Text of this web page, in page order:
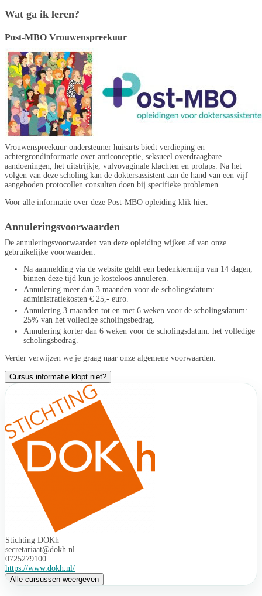
Wat ga ik leren?
Post-MBO Vrouwenspreekuur
Vrouwenspreekuur ondersteuner huisarts biedt verdieping en
achtergrondinformatie over anticonceptie, seksueel overdraagbare
aandoeningen, het uitstrijkje, vulvovaginale klachten en prolaps. Na het
volgen van deze scholing kan de doktersassistent aan de hand van een vijf
aangeboden protocollen consulten doen bij specifieke problemen.
Voor alle informatie over deze Post-MBO opleiding klik hier.
Annuleringsvoorwaarden
De annuleringsvoorwaarden van deze opleiding wijken af van onze
gebruikelijke voorwaarden:
Na aanmelding via de website geldt een bedenktermijn van 14 dagen,
binnen deze tijd kun je kosteloos annuleren.
Annulering meer dan 3 maanden voor de scholingsdatum:
administratiekosten € 25,- euro.
Annulering 3 maanden tot en met 6 weken voor de scholingsdatum:
25% van het volledige scholingsbedrag.
Annulering korter dan 6 weken voor de scholingsdatum: het volledige
scholingsbedrag.
Verder verwijzen we je graag naar onze algemene voorwaarden
Cursus informatie klopt niet?
Stichting DOKh
secretariaat@dokh.nl
0725279100
https://www.dokh.nl/
Alle cursussen weergeven